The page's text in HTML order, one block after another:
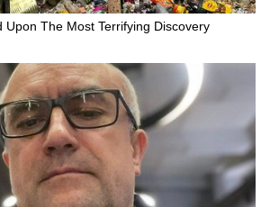
Upon The Most Terrifying Discovery